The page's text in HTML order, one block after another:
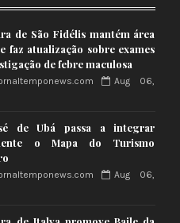
de São Fidélis mantém área
faz atualização sobre exames
de febre maculosa
Aug 06,
de Ubá passa a integrar
o Mapa do Turismo
Aug 06,